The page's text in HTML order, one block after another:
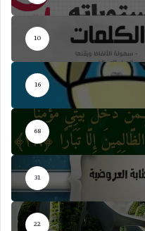
10
16
68
31
22